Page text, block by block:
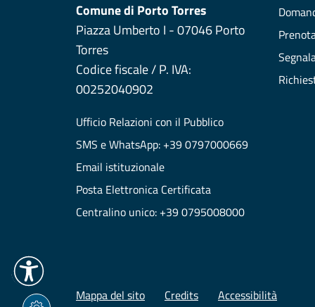
Comune di Porto Torres
Piazza Umberto I - 07046 Porto
Torres
Codice fiscale / P. IVA:
00252040902
Ufficio Relazioni con il Pubblico
SMS e WhatsApp: +39 0797000669
Email istituzionale
Posta Elettronica Certificata
Centralino unico: +39 0795008000
Mappa del sito Credits Accessibilità